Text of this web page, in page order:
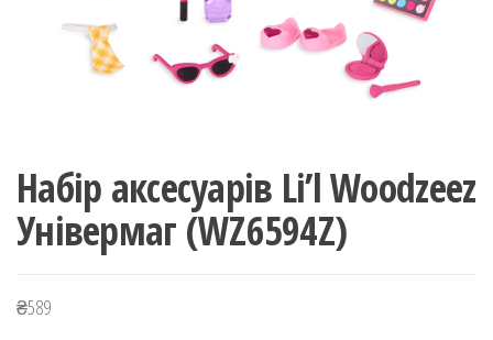
Набір аксесуарів Li’l Woodzeez
Універмаг (WZ6594Z)
₴589